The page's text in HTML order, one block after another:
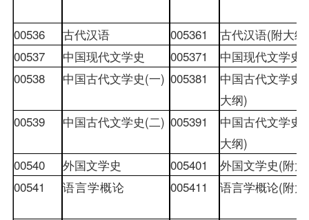
00536 古代汉语 005361 古代汉语(附大纲
00537
中国现代文学史 005371 中国现代文学史
00538
中国古代文学史(一) 005381 中国古代文学史
大纲)
00539
中国古代文学史(二) 005391 中国古代文学史
大纲)
00540
外国文学史 005401 外国文学史(附
00541
语言学概论 005411 语言学概论(附